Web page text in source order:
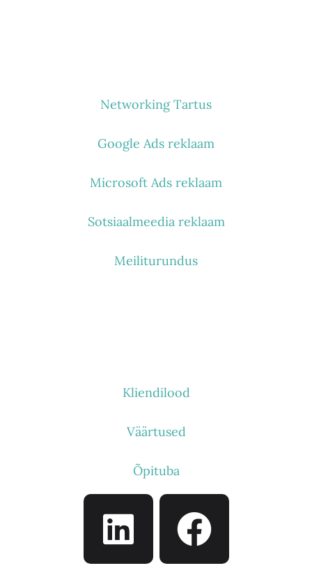
Networking Tartus
Google Ads reklaam
Microsoft Ads reklaam
Sotsiaalmeedia reklaam
Meiliturundus
Kliendilood
Väärtused
Õpituba